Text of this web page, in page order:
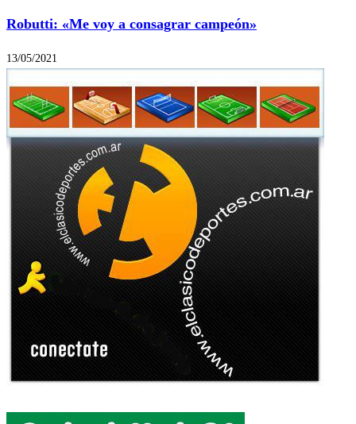
Robutti: «Me voy a consagrar campeón»
13/05/2021